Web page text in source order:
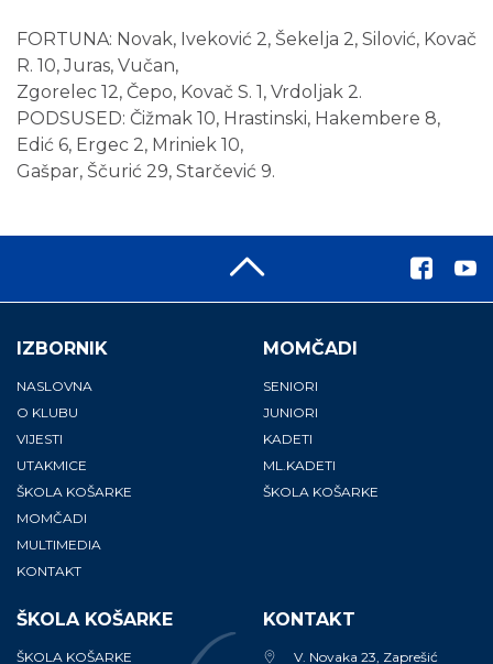
FORTUNA: Novak, Iveković 2, Šekelja 2, Silović, Kovač
R. 10, Juras, Vučan,
Zgorelec 12, Čepo, Kovač S. 1, Vrdoljak 2.
PODSUSED: Čižmak 10, Hrastinski, Hakembere 8,
Edić 6, Ergec 2, Mriniek 10,
Gašpar, Ščurić 29, Starčević 9.
IZBORNIK
NASLOVNA
O KLUBU
VIJESTI
UTAKMICE
ŠKOLA KOŠARKE
MOMČADI
MULTIMEDIA
KONTAKT
MOMČADI
SENIORI
JUNIORI
KADETI
ML.KADETI
ŠKOLA KOŠARKE
ŠKOLA KOŠARKE
ŠKOLA KOŠARKE
KONTAKT
V. Novaka 23, Zaprešić